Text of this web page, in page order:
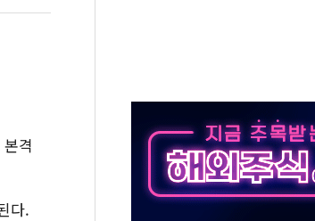
보, 고려대 안암병원에 환아 보호자용 '웰니스 키트' 전달
크, 통신비 비교·경매 서비스 출시
도 '재해 예방 최상위 프로젝트' 자연재해저감 종합계획
째 이어지는 폭염에 누적 사망자 21명…누적 온열질환자
격
다.